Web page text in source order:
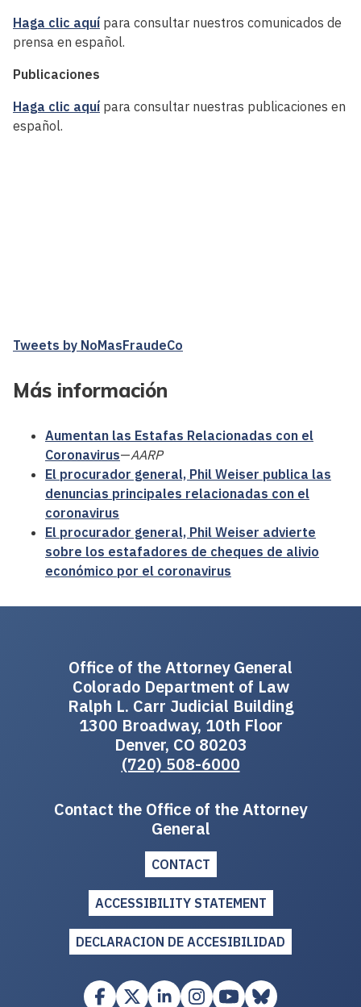
Haga clic aquí para consultar nuestros comunicados de
prensa en español.
Publicaciones
Haga clic aquí para consultar nuestras publicaciones en
español.
Tweets by NoMasFraudeCo
Más información
Aumentan las Estafas Relacionadas con el
Coronavirus—AARP
El procurador general, Phil Weiser publica las
denuncias principales relacionadas con el
coronavirus
El procurador general, Phil Weiser advierte
sobre los estafadores de cheques de alivio
económico por el coronavirus
Office of the Attorney General
Colorado Department of Law
Ralph L. Carr Judicial Building
1300 Broadway, 10th Floor
Denver, CO 80203
(720) 508-6000
Contact the Office of the Attorney
General
CONTACT
ACCESSIBILITY STATEMENT
DECLARACION DE ACCESIBILIDAD